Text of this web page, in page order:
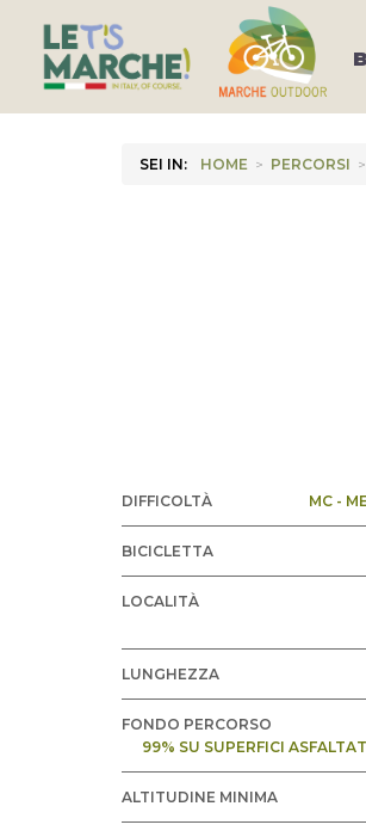
SEI IN: HOME > PERCORSI >
DIFFICOLTÀ MC -
BICICLETTA
LOCALITÀ
LUNGHEZZA
FONDO PERCORSO
99% SU SUPERFICI
ALTITUDINE MINIMA